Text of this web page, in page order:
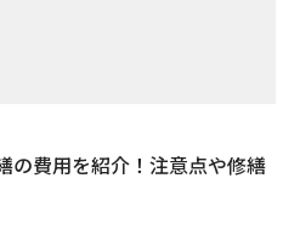
の費用を紹介！注意点や修繕